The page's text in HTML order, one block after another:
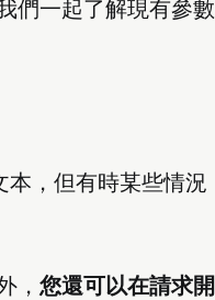
們一起了解現有參數
，但有時某些情況
， 您還可以在請求開